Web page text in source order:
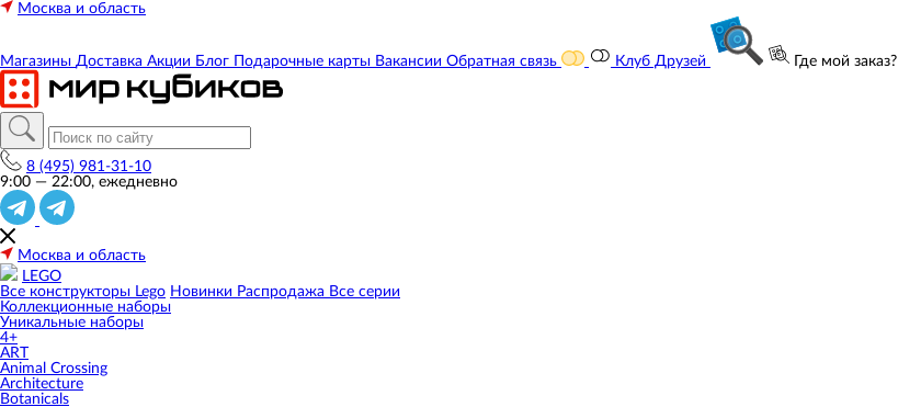
Москва и область
Магазины Доставка Акции Блог Подарочные карты Вакансии Обратная связь Клуб Друзей Где мой заказ?
8 (495) 981-31-10
9:00 — 22:00, ежедневно
Москва и область
LEGO
Все конструкторы Lego Новинки Распродажа Все серии
Коллекционные наборы
Уникальные наборы
4+
ART
Animal Crossing
Architecture
Botanicals